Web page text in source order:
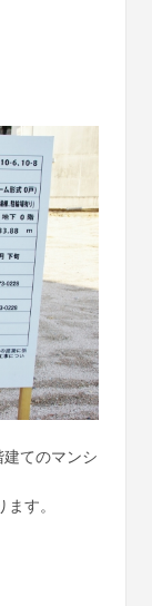
てのマンシ
す。